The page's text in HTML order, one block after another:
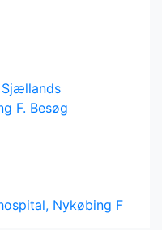
F. Besøg
Nykøbing F